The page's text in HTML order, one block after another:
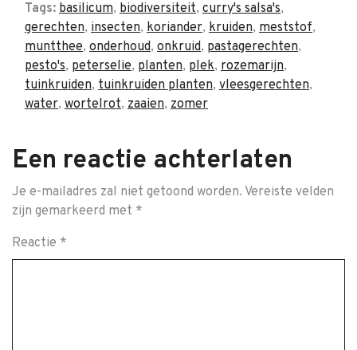
Tags: basilicum, biodiversiteit, curry's salsa's,
gerechten, insecten, koriander, kruiden, meststof,
muntthee, onderhoud, onkruid, pastagerechten,
pesto's, peterselie, planten, plek, rozemarijn,
tuinkruiden, tuinkruiden planten, vleesgerechten,
water, wortelrot, zaaien, zomer
Een reactie achterlaten
Je e-mailadres zal niet getoond worden. Vereiste velden
zijn gemarkeerd met *
Reactie *